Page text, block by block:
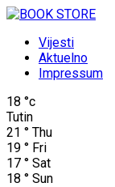
Vijesti
Aktuelno
Impressum
18 °c
Tutin
21 ° Thu
19 ° Fri
17 ° Sat
18 ° Sun